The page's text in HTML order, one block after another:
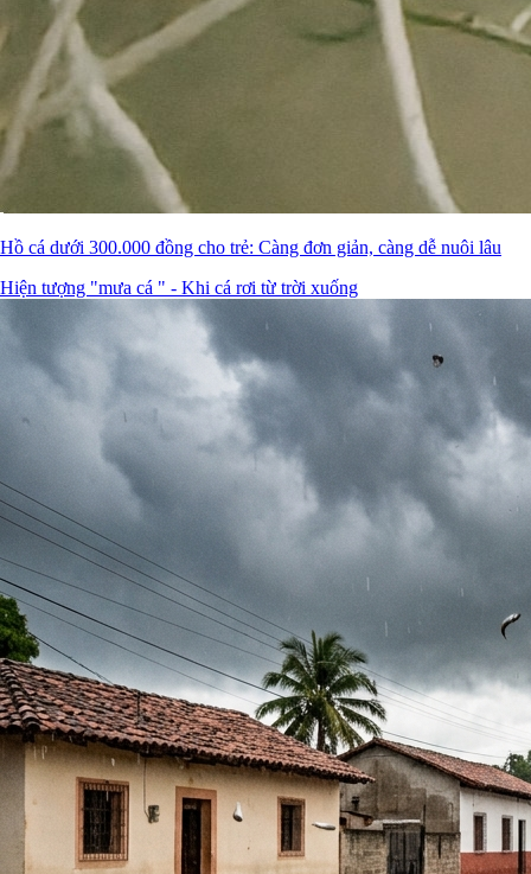
Hồ cá dưới 300.000 đồng cho trẻ: Càng đơn giản, càng dễ nuôi lâu
Hiện tượng "mưa cá " - Khi cá rơi từ trời xuống